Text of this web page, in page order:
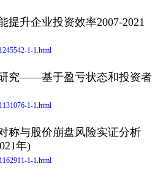
提升企业投资效率2007-2021
1-1.html
究——基于盈亏状态和投资者
1-1.html
称与股价崩盘风险实证分析
年)
1-1.html